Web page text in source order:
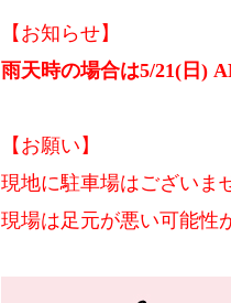
【お知らせ】
雨天時の場合は5/21(日)
【お願い】
現地に駐車場はございま
現場は足元が悪い可能性